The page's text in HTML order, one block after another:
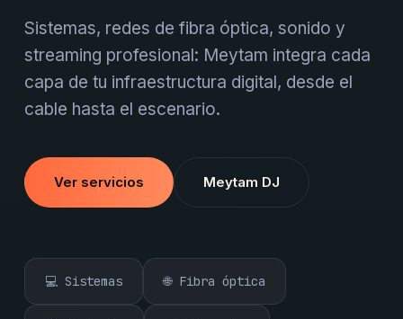
Sistemas, redes de fibra óptica, sonido y
streaming profesional: Meytam integra cada
capa de tu infraestructura digital, desde el
cable hasta el escenario.
Ver servicios Meytam DJ
💻 Sistemas 🌐 Fibra óptica